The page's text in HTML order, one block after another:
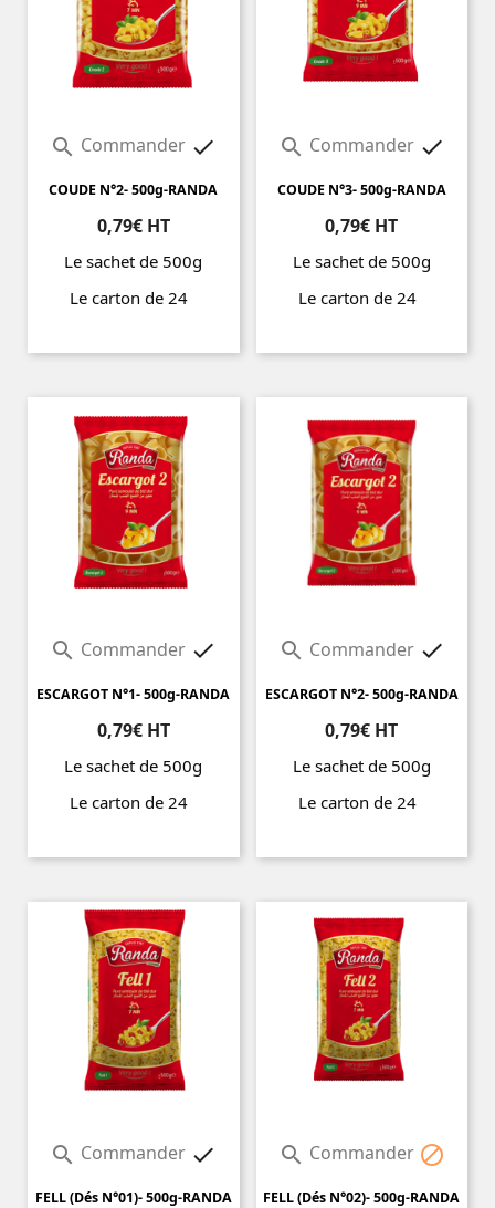
 Commander 
COUDE N°2- 500g-RANDA
0,79€ HT
Le sachet de 500g
Le carton de 24
 Commander 
COUDE N°3- 500g-RANDA
0,79€ HT
Le sachet de 500g
Le carton de 24
 Commander 
ESCARGOT N°1- 500g-RANDA
0,79€ HT
Le sachet de 500g
Le carton de 24
 Commander 
ESCARGOT N°2- 500g-RANDA
0,79€ HT
Le sachet de 500g
Le carton de 24
 Commander 
FELL (Dés N°01)- 500g-RANDA
 Commander 
FELL (Dés N°02)- 500g-RANDA